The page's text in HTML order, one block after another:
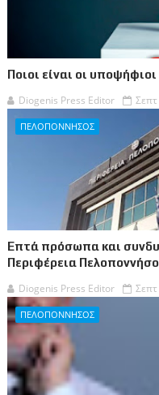
Ποιοι είναι οι
Diogenis Press Editor
ΠΕΛΟΠΟΝΝΗΣΟΣ
Επτά πρόσωπα και
Περιφέρεια
Diogenis Press Editor
ΠΕΛΟΠΟΝΝΗΣΟΣ